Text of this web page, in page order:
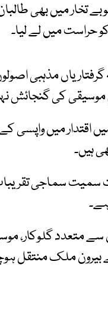
تخار میں بھی
گرفتاریاں مذہبی
موسیقی کی گنجائش
رہے کہ اگست 2021 میں
ہیں۔
سمیت سماجی
متعدد گلوکار،
بیرون ملک منتقل